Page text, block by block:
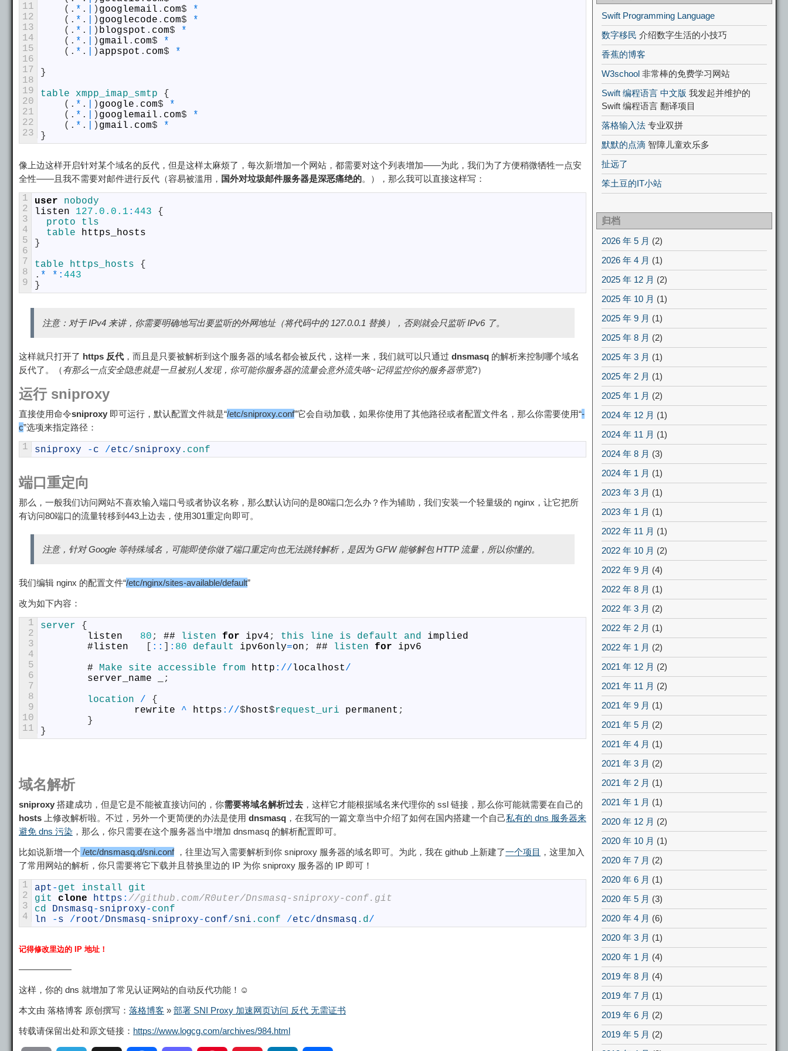
11
12
13
14
15
16
17
18
19
20
21
22
23
( . * . ) googlemail . com$
*
( . * . ) googlecode . com$
*
( . * . ) blogspot . com$
*
( . * . ) gmail . com$
*
( . * . ) appspot . com$
*
}
table
xmpp_imap_smtp
{
( . * . ) google . com$
*
( . * . ) googlemail . com$
*
( . * . ) gmail . com$
*
}
像上边这样开启针对某个域名的反代，但是这样太麻烦了，每次新增加一个网站，都需要对这个列表增加——为此，我们为了方便稍微牺牲一点安
全性——且我不需要对邮件进行反代（容易被滥用， 国外对垃圾邮件服务器是深恶痛绝的。），那么我可以直接这样写：
1
2
3
4
5
6
7
8
9
user
nobody
listen
127.0.0.1 : 443
{
proto tls
table https_hosts
}
table
https_hosts
{
. * * : 443
}
注意：对于 IPv4 来讲，你需要明确地写出要监听的外网地址（将代码中的 127.0.0.1 替换），否则就会只监听 IPv6 了。
这样就只打开了 https 反代 ，而且是只要被解析到这个服务器的域名都会被反代，这样一来，我们就可以只通过 dnsmasq 的解析来控制哪个域名
反代了。（有那么一点安全隐患就是一旦被别人发现，你可能你服务器的流量会意外流失咯~记得监控你的服务器带宽?）
运行 sniproxy
直接使用命令sniproxy 即可运行，默认配置文件就是“/etc/sniproxy.conf”它会自动加载，如果你使用了其他路径或者配置文件名，那么你需要使用“-
c”选项来指定路径：
1 sniproxy - c /etc/sniproxy .conf
端口重定向
那么，一般我们访问网站不喜欢输入端口号或者协议名称，那么默认访问的是80端口怎么办？作为辅助，我们安装一个轻量级的 nginx，让它把所
有访问80端口的流量转移到443上边去，使用301重定向即可。
注意，针对 Google 等特殊域名，可能即使你做了端口重定向也无法跳转解析，是因为 GFW 能够解包 HTTP 流量，所以你懂的。
我们编辑 nginx 的配置文件“/etc/nginx/sites-available/default”
改为如下内容：
1
2
3
4
5
6
7
8
9
10
11
server
{
listen
80 ; ## listen for ipv4 ; this line is default and implied
#listen :: : 80 default ipv6only=on ; ## listen for
ipv6
#
Make site accessible from http : // localhost/
server_name
;
location
/
{
rewrite
^ https : //$host$request_uri permanent ;
}
}
域名解析
sniproxy 搭建成功，但是它是不能被直接访问的，你需要将域名解析过去 ，这样它才能根据域名来代理你的 ssl 链接，那么你可能就需要在自己的
hosts 上修改解析啦。不过，另外一个更简便的办法是使用 dnsmasq ，在我写的一篇文章当中介绍了如何在国内搭建一个自己私有的 dns 服务器来
避免 dns 污染 ，那么，你只需要在这个服务器当中增加 dnsmasq 的解析配置即可。
比如说新增一个 /etc/dnsmasq.d/sni.conf，往里边写入需要解析到你 sniproxy 服务器的域名即可。为此，我在 github 上新建了一个项目 ，这里加入
了常用网站的解析，你只需要将它下载并且替换里边的 IP 为你 sniproxy 服务器的 IP 即可！
1
2
3
4
apt - get install git
git clone https : //github.com/R0uter/Dnsmasq-sniproxy-conf.git
cd Dnsmasq- sniproxy- conf
ln
- s / root/Dnsmasq- sniproxy- conf/sni .conf /etc/dnsmasq .d/
记得修改里边的 IP 地址！
——————
这样，你的 dns 就增加了常见认证网站的自动反代功能！☺️
本文由 落格博客 原创撰写： 落格博客 » 部署 SNI Proxy 加速网页访问 反代 无需证书
转载请保留出处和原文链接： https://www.logcg.com/archives/984.html
Swift Programming Language
数字移民 介绍数字生活的小技巧
香蕉的博客
W3school 非常棒的免费学习网站
Swift 编程语言 中文版 我发起并维护的
Swift 编程语言 翻译项目
落格输入法 专业双拼
默默的点滴 智障儿童欢乐多
扯远了
笨土豆的IT小站
归档
2026 年 5 月 (2)
2026 年 4 月 (1)
2025 年 12 月 (2)
2025 年 10 月 (1)
2025 年 9 月 (1)
2025 年 8 月 (2)
2025 年 3 月 (1)
2025 年 2 月 (1)
2025 年 1 月 (2)
2024 年 12 月 (1)
2024 年 11 月 (1)
2024 年 8 月 (3)
2024 年 1 月 (1)
2023 年 3 月 (1)
2023 年 1 月 (1)
2022 年 11 月 (1)
2022 年 10 月 (2)
2022 年 9 月 (4)
2022 年 8 月 (1)
2022 年 3 月 (2)
2022 年 2 月 (1)
2022 年 1 月 (2)
2021 年 12 月 (2)
2021 年 11 月 (2)
2021 年 9 月 (1)
2021 年 5 月 (2)
2021 年 4 月 (1)
2021 年 3 月 (2)
2021 年 2 月 (1)
2021 年 1 月 (1)
2020 年 12 月 (2)
2020 年 10 月 (1)
2020 年 7 月 (2)
2020 年 6 月 (1)
2020 年 5 月 (3)
2020 年 4 月 (6)
2020 年 3 月 (1)
2020 年 1 月 (4)
2019 年 8 月 (4)
2019 年 7 月 (1)
2019 年 6 月 (2)
2019 年 5 月 (2)